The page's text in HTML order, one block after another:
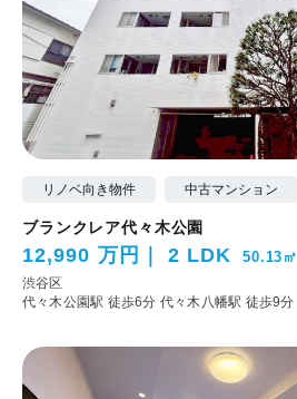
リノベ向き物件 中古マンション
ブランクレア代々木公園
12,990 万円 2 LDK 50.13㎡
渋谷区
代々木公園駅 徒歩6分 代々木八幡駅 徒歩9分